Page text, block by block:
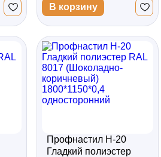
1800*1150*0,5
двухсторонний
В корзину
Профнастил Н-20
Гладкий полиэстер